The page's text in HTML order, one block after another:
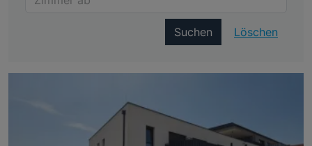
Suchen Löschen